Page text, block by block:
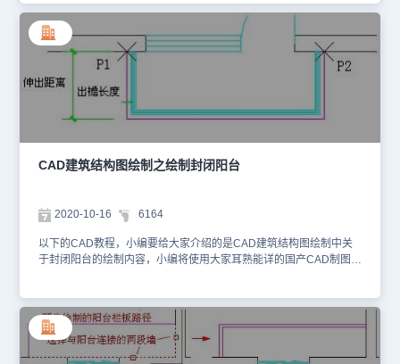
格宽度沿着带形窗自动划分窗格，回应“否”，在带形窗上不划分窗
格。[窗格宽度] 用户可以输入自己需要的窗格单元宽度，单元之间插
入窗格线。[等分窗格] 回应“是”，即等分窗格，命令会按输入的窗格
宽度为基数算出等分数进行等分，结果与窗格宽度接近，回应“否”，
即不等分窗格，命令会按输入的窗格宽度居中排列，将排列后的剩余
尺寸分到首末两个窗格。如下图所示，阳台长 5000，不等分则取中
间窗格 5 等分，首末两格宽为余数 625；等分则取最接近的等分数
714 进行 7 等分。 下图左边是封闭阳台带形窗分格的特性栏参数，
右边是对应的阳台在三维视图下的外观效果。 通过以上的CAD教
程，结合之前给大家介绍的内容，关于浩辰CAD建筑软件中的阳台功
能就给CAD制图初学入门的小伙伴全部介绍完了，想要学习的小伙伴
着一起操作呢。
CAD建筑结构图绘制之绘制封闭阳台
2020-10-16 6164
以下的CAD教程，小编要给大家介绍的是CAD建筑结构图绘制中关
于封闭阳台的绘制内容，小编将使用大家耳熟能详的国产CAD制图软
勾选“封闭阳台”，修改阳台参数加入出檐长度，命令行提示：阳台起
点<退出>: 在外墙的外皮给出阳台栏板起点 P1，沿着阳台长度方向阳
台末点拖动；阳台终点或 [翻转到另一侧(F)]：给出阳台终点位置
P2，阳台即可生成；阳台起点<退出>: 回车退出命令或者绘制其他阳